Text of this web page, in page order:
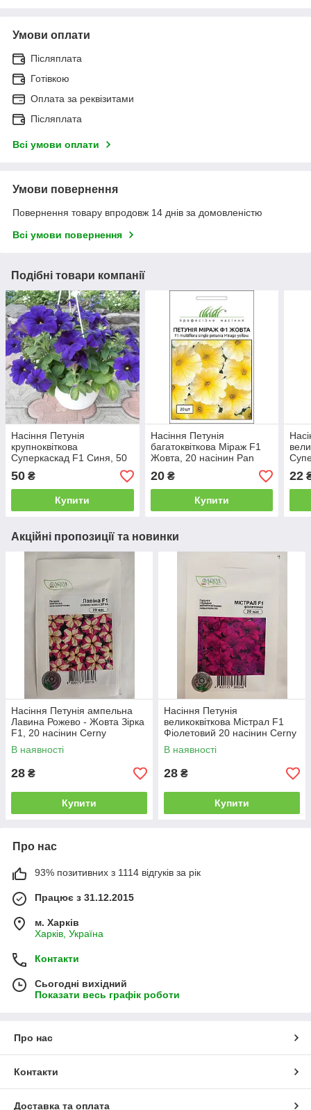
Умови оплати
Післяплата
Готівкою
Оплата за реквізитами
Післяплата
Всі умови оплати
Умови повернення
Повернення товару впродовж 14 днів за домовленістю
Всі умови повернення
Подібні товари компанії
Насіння Петунія
крупноквіткова
Суперкаскад F1 Синя, 50
насінин Pan American
50 ₴
Купити
Насіння Петунія
багатоквіткова Міраж F1
Жовта, 20 насінин Pan
American
20₴
Купити
22
Акційні пропозиції та новинки
Насіння Петунія ампельна
Лавина Рожево - Жовта Зірка
F1, 20 насінин Cerny
В наявності
28 ₴
Купити
Насіння Петунія
великоквіткова Містрал F1
Фіолетовий 20 насінин Cerny
В наявності
28 ₴
Купити
Про нас
93% позитивних з 1114 відгуків за рік
Працює з 31.12.2015
м. Харків
Харків, Україна
Контакти
Сьогодні вихідний
Показати весь графік роботи
Про нас
Контакти
Доставка та оплата